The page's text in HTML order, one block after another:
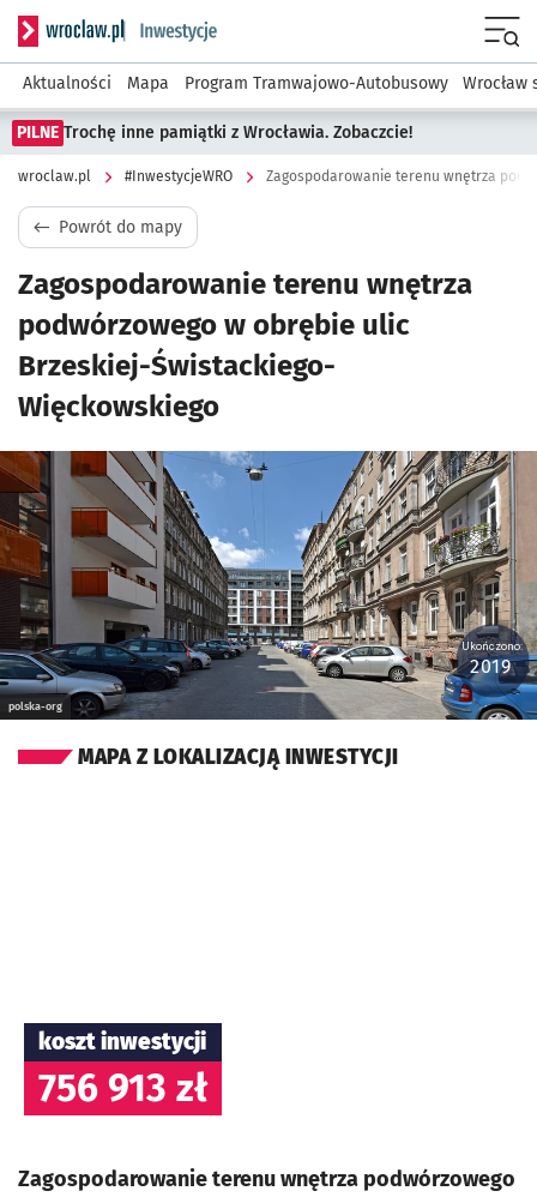
Serwis informacyjny wroclaw.pl podserwis:
Aktualności Mapa Program Tramwajowo-Autobusowy Wrocław
PILNE Trochę inne pamiątki z Wrocławia. Zobaczcie!
wroclaw.pl #InwestycjeWRO
Powrót do mapy
Zagospodarowanie terenu wnętrza
podwórzowego w obrębie ulic
Brzeskiej-Świstackiego-
Więckowskiego
Kliknij, aby powiększyć
polska-org
Ukończono:
2019
MAPA Z LOKALIZACJĄ INWESTYCJI
koszt inwestycji
756 913 zł
Zagospodarowanie terenu wnętrza podwórzowego